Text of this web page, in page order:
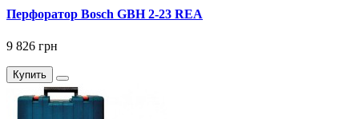
Перфоратор Bosch GBH 2-23 REA
9 826 грн
Купить